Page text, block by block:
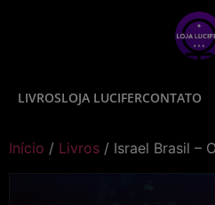
LIVROSLOJA LUCIFERCONTATO
Início / Livros / Israel Brasil –